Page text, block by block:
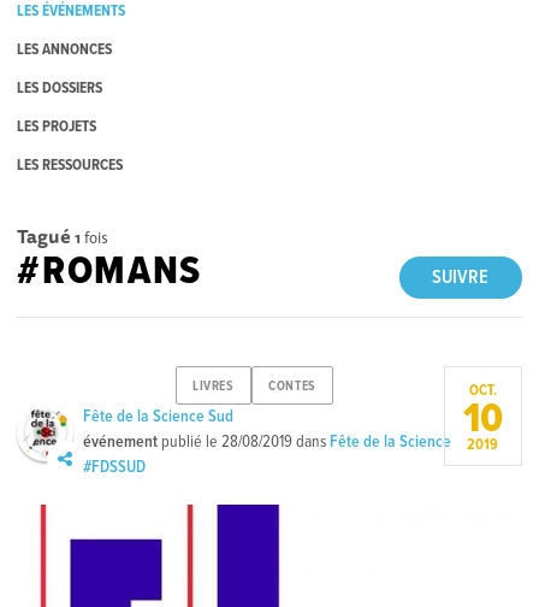
LES ÉVÉNEMENTS
LES ANNONCES
LES DOSSIERS
LES PROJETS
LES RESSOURCES
Tagué 1 fois
SUIVRE
#ROMANS
LIVRES CONTES
Fête de la Science Sud
événement publié le28/08/2019dans Fête de la Science
#FDSSUD
OCT.
10
2019